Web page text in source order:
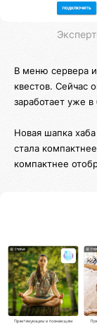
В меню сервера и
квестов. Сейчас
заработает уже
Новая шапка
стала
компактнее